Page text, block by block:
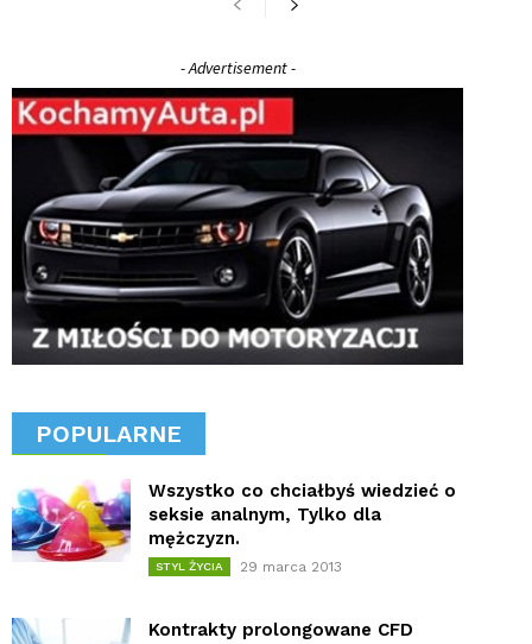
- Advertisement -
POPULARNE
Wszystko co chciałbyś wiedzieć o
seksie analnym, Tylko dla
mężczyzn.
STYL ŻYCIA 29 marca 2013
Kontrakty prolongowane CFD